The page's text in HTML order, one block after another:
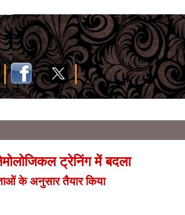
ट्रेनिंग में बदला
के अनुसार तैयार किया